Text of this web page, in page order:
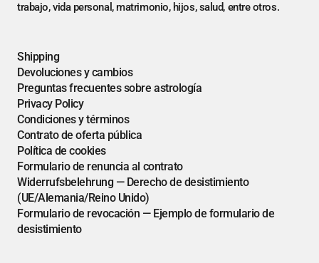
trabajo, vida personal, matrimonio, hijos, salud, entre otros.
Shipping
Devoluciones y cambios
Preguntas frecuentes sobre astrología
Privacy Policy
Condiciones y términos
Contrato de oferta pública
Política de cookies
Formulario de renuncia al contrato
Widerrufsbelehrung — Derecho de desistimiento
(UE/Alemania/Reino Unido)
Formulario de revocación — Ejemplo de formulario de
desistimiento